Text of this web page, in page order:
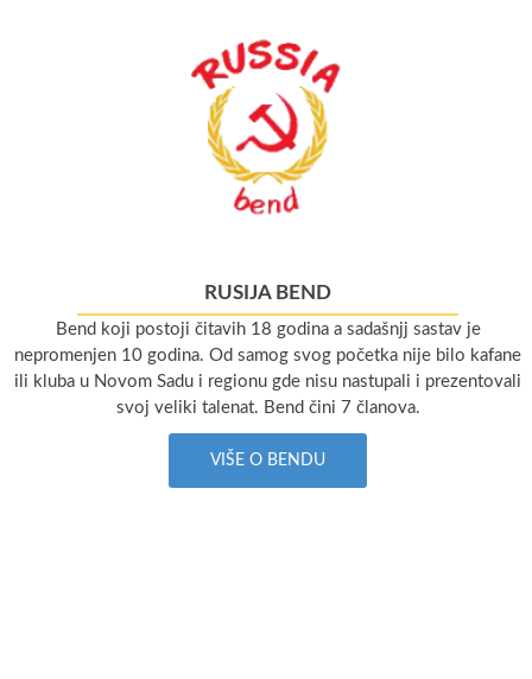
RUSIJA BEND
Bend koji postoji čitavih 18 godina a sadašnjj sastav je
nepromenjen 10 godina. Od samog svog početka nije bilo kafane
ili kluba u Novom Sadu i regionu gde nisu nastupali i prezentovali
svoj veliki talenat. Bend čini 7 članova.
VIŠE O BENDU